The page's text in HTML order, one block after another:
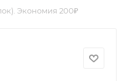
Экономия 200₽